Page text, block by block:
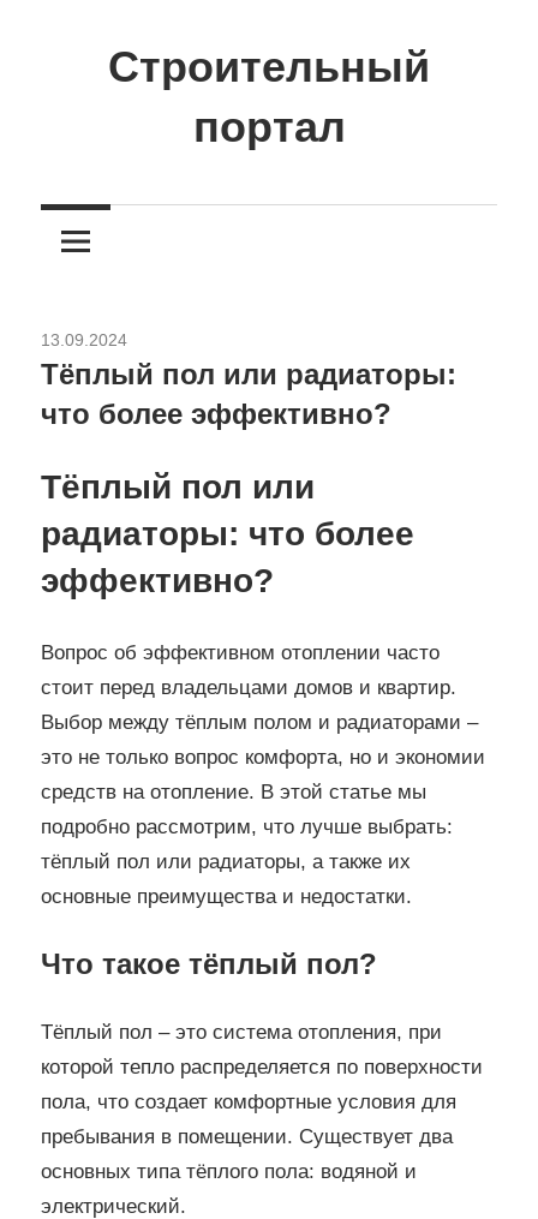
содержимомуСтроительный
портал
о
стройке
13.09.2024
Тёплый пол или радиаторы:
что более эффективно?
Тёплый пол или
радиаторы: что более
эффективно?
Вопрос об эффективном отоплении часто
стоит перед владельцами домов и квартир.
Выбор между тёплым полом и радиаторами –
это не только вопрос комфорта, но и экономии
средств на отопление. В этой статье мы
подробно рассмотрим, что лучше выбрать:
тёплый пол или радиаторы, а также их
основные преимущества и недостатки.
Что такое тёплый пол?
Тёплый пол – это система отопления, при
которой тепло распределяется по поверхности
пола, что создает комфортные условия для
пребывания в помещении. Существует два
основных типа тёплого пола: водяной и
электрический.